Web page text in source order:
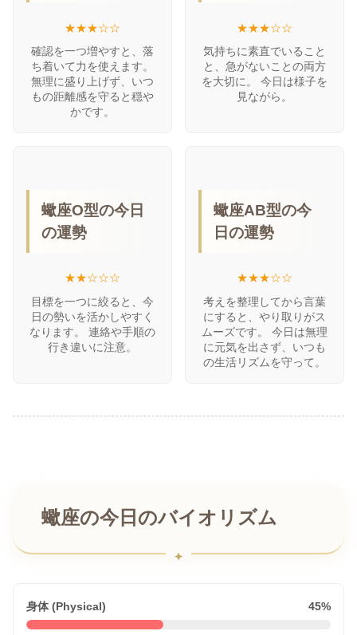
★★★☆☆
確認を一つ増やすと、落
ち着いて力を使えます。
無理に盛り上げず、いつ
もの距離感を守ると穏や
かです。
★★★☆☆
気持ちに素直でいること
と、急がないことの両方
を大切に。 今日は様子を
見ながら。
蠍座O型の今日
の運勢
★★☆☆☆
目標を一つに絞ると、今
日の勢いを活かしやすく
なります。 連絡や手順の
行き違いに注意。
蠍座AB型の今
日の運勢
★★★☆☆
考えを整理してから言葉
にすると、やり取りがス
ムーズです。 今日は無理
に元気を出さず、いつも
の生活リズムを守って。
蠍座の今日のバイオリズム
身体 (Physical) 45%